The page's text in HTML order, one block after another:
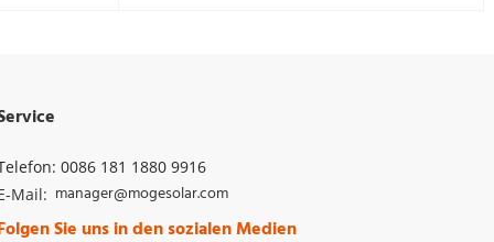
0086 181 1880 9916
Mail: manager@mogesolar.com
Sie uns in den sozialen Medien